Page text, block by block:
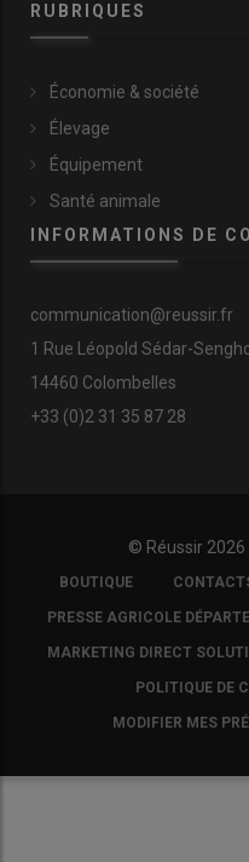
RUBRIQUES
Économie & société
Élevage
Équipement
Santé animale
INFORMATIONS DE
communication@reussir.fr
1 Rue Léopold Sédar-
14460 Colombelles
+33 (0)2 31 35 87 28
© Réussir 2026
FOOTER
COPYRIGHT
BOUTIQUE
PRESSE AGRICOLE
MARKETING DIRECT
POLITIQUE DE
MODIFIER MES